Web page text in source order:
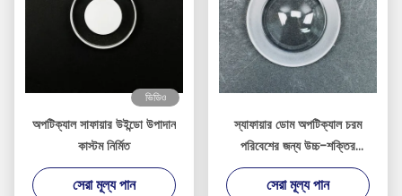
ভিডিও
অপটিক্যাল সাফায়ার উইন্ডো উপাদান
কাস্টম নির্মিত
সেরা মূল্য পান
স্যাফায়ার ডোম অপটিক্যাল চরম
পরিবেশের জন্য উচ্চ-শক্তির
অপটিক্যাল সুরক্ষা
সেরা মূল্য পান